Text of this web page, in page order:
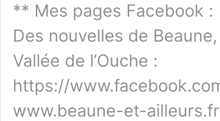
** Mes pages Facebook :
Des nouvelles de
Vallée de l’Ouche :
https://
www.beaune-et-